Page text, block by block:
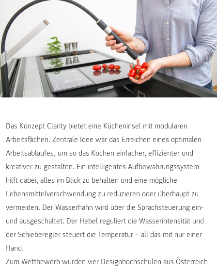
Das Konzept Clarity bietet eine Kücheninsel mit modularen
Arbeitsflächen. Zentrale Idee war das Erreichen eines optimalen
Arbeitsablaufes, um so das Kochen einfacher, effizienter und
kreativer zu gestalten. Ein intelligentes Aufbewahrungssystem
hilft dabei, alles im Blick zu behalten und eine mögliche
Lebensmittelverschwendung zu reduzieren oder überhaupt zu
vermeiden. Der Wasserhahn wird über die Sprachsteuerung ein-
und ausgeschaltet. Der Hebel reguliert die Wasserintensität und
der Schieberegler steuert die Temperatur – all das mit nur einer
Hand.
Zum Wettbewerb wurden vier Designhochschulen aus Österreich,